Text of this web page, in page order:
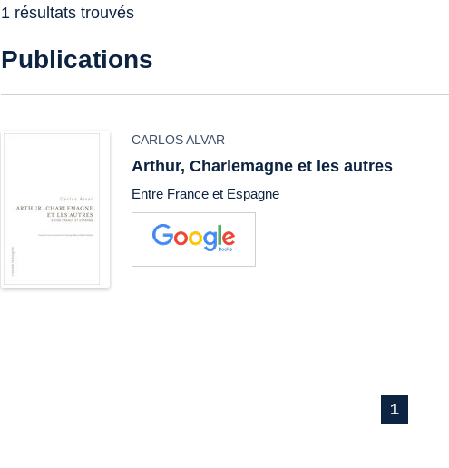
1 résultats trouvés
Publications
CARLOS ALVAR
Arthur, Charlemagne et les autres
Entre France et Espagne
1